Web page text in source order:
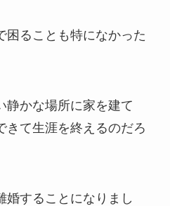
困ることも特になかった
静かな場所に家を建て
きて生涯を終えるのだろ
婚することになりまし